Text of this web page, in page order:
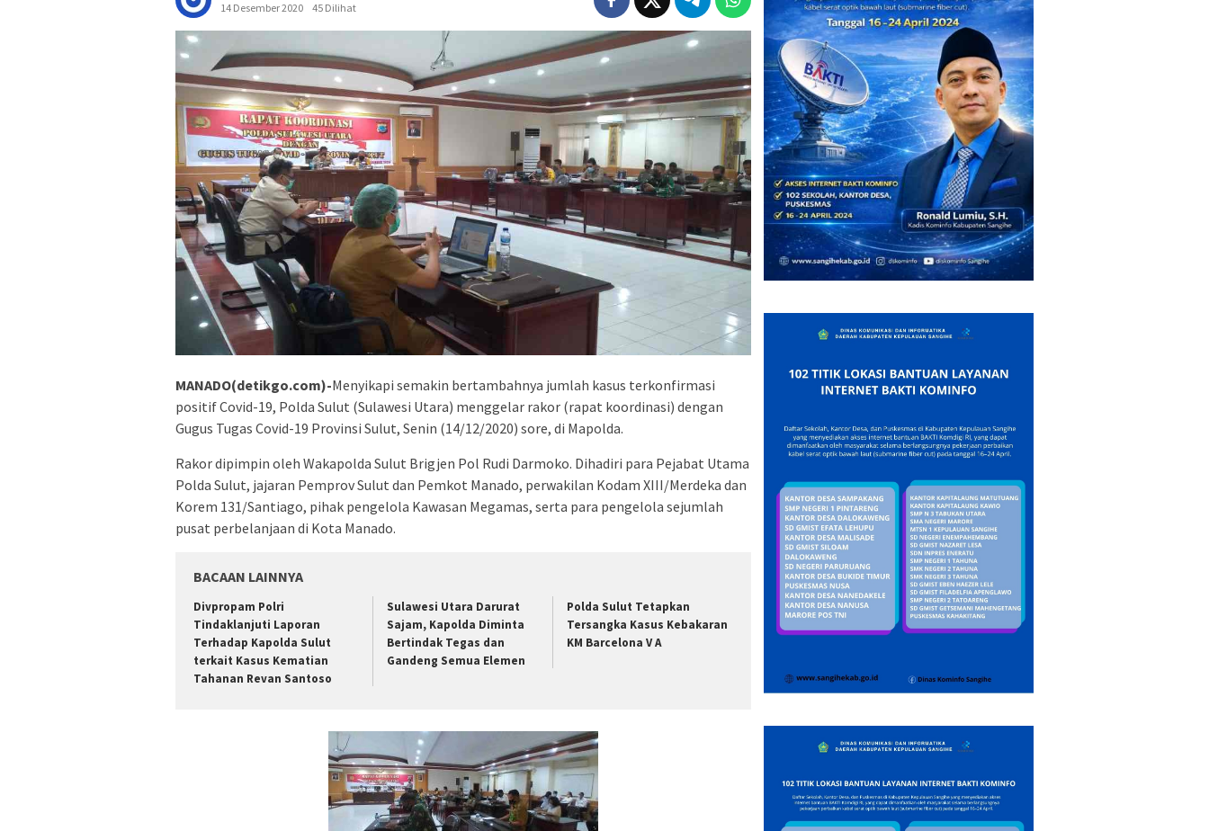
14 Desember 2020
45 Dilihat
MANADO(detikgo.com)-Menyikapi semakin bertambahnya jumlah kasus terkonfirmasi
positif Covid-19, Polda Sulut (Sulawesi Utara) menggelar rakor (rapat koordinasi) dengan
Gugus Tugas Covid-19 Provinsi Sulut, Senin (14/12/2020) sore, di Mapolda.
Rakor dipimpin oleh Wakapolda Sulut Brigjen Pol Rudi Darmoko. Dihadiri para Pejabat Utama
Polda Sulut, jajaran Pemprov Sulut dan Pemkot Manado, perwakilan Kodam XIII/Merdeka dan
Korem 131/Santiago, pihak pengelola Kawasan Megamas, serta para pengelola sejumlah
pusat perbelanjaan di Kota Manado.
BACAAN LAINNYA
Divpropam Polri
Tindaklanjuti Laporan
Terhadap Kapolda Sulut
terkait Kasus Kematian
Tahanan Revan Santoso
Sulawesi Utara Darurat
Sajam, Kapolda Diminta
Bertindak Tegas dan
Gandeng Semua Elemen
Polda Sulut Tetapkan
Tersangka Kasus Kebakaran
KM Barcelona V A